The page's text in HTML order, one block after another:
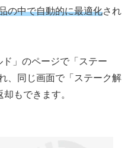
の中で自動的に最適化され
」のページで「ステー
、同じ画面で「ステーク解
もできます。